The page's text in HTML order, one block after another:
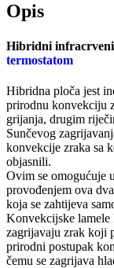
Opis
Hibridni
termostatom
Hibridna ploča jest
prirodnu konvekciju
grijanja, drugim
Sunčevog
konvekcije zraka sa
objasnili.
Ovim se omogućuje
provođenjem ova
koja se zahtijeva
Konvekcijske lamele
zagrijavaju zrak koji
prirodni postupak
čemu se zagrijava